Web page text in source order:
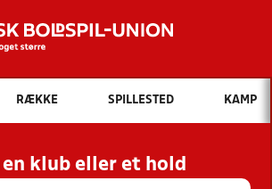
Hvad vil du søge efter?
INDHOLD OG NYHEDER
RESULTATER, KLUBBER OG
HOLD
RÆKKE SPILLESTED KAMP
en klub eller et hold